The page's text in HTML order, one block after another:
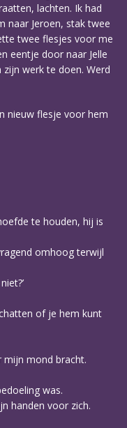
lachten. Ik had
naar Jeroen, stak twee
twee flesjes voor me
eentje door naar Jelle
werk te doen. Werd
nieuw flesje voor hem
te houden, hij is
omhoog terwijl
of je hem kunt
mijn mond bracht.
was.
handen voor zich.